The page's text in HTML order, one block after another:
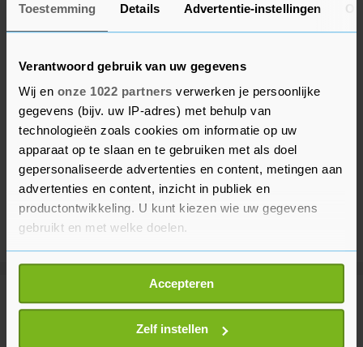
Toestemming Details Advertentie-instellingen
Verantwoord gebruik van uw gegevens
Wij en onze 1022 partners verwerken je persoonlijke
gegevens (bijv. uw IP-adres) met behulp van
technologieën zoals cookies om informatie op uw
apparaat op te slaan en te gebruiken met als doel
gepersonaliseerde advertenties en content, metingen aan
advertenties en content, inzicht in publiek en
productontwikkeling. U kunt kiezen wie uw gegevens
gebruikt en met welke doelen.
Als u het toestaat, willen we ook graag:
Informatie verzamelen over uw geografische
locatie, die tot een paar meter nauwkeurig kan zijn
Uw apparaat identificeren door het actief te
Accepteren
Zelf instellen
Meer uit Beveland